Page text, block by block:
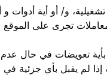
و/ أو أية أدوات و
تجرى على
بأية تعويضات في حال
لم يقبل بأي جزئية